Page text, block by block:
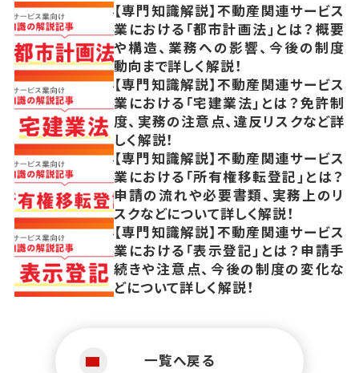
【専門知識解説】不動産関連サービス
業における「都市計画法」とは？概要
や構造、業務への影響、今後の制度
動向まで詳しく解説！
【専門知識解説】不動産関連サービス
業における「宅建業法」とは？免許制
度、実務の注意点、違反リスクなど詳
しく解説！
【専門知識解説】不動産関連サービス
業における「所有権移転登記」とは？
申請の流れや必要書類、実務上のリ
スクなどについて詳しく解説！
【専門知識解説】不動産関連サービス
業における「表示登記」とは？申請手
続きや注意点、今後の制度の変化な
どについて詳しく解説！
一覧へ戻る